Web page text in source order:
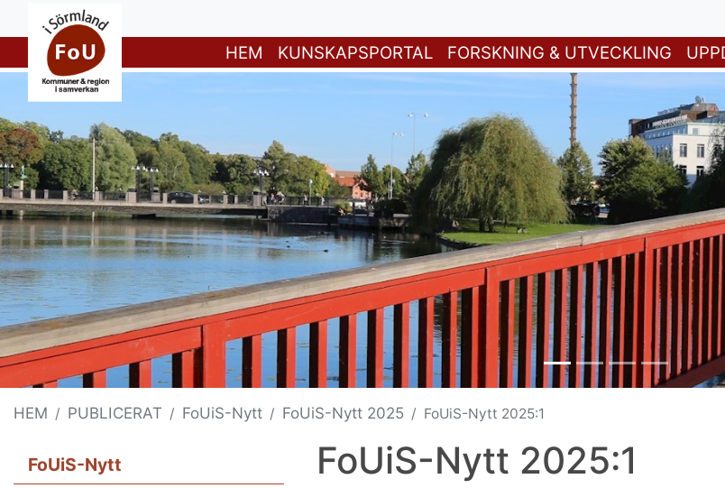
HEM KUNSKAPSPORTAL FORSKNING & UTVECKLING
HEM PUBLICERAT FoUiS-Nytt FoUiS-Nytt 2025 FoUiS-Nytt 2025:1
FoUiS-Nytt
FoUiS-Nytt 2025:1